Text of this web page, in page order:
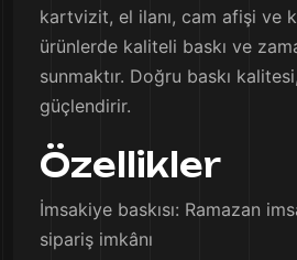
kartvizit, el ilanı, cam afişi ve
ürünlerde kaliteli baskı ve
sunmaktır. Doğru baskı
güçlendirir.
Özellikler
İmsakiye baskısı: Ramazan
sipariş imkânı